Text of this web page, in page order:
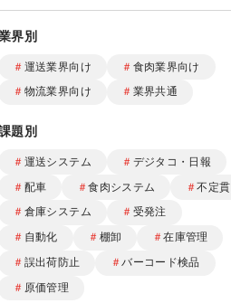
界別
＃ 運送業界向け ＃ 食肉業界向け
＃ 物流業界向け ＃ 業界共通
題別
＃ 運送システム ＃ デジタコ・日報
＃ 配車 ＃食肉システム ＃不定貫
＃ 倉庫システム ＃ 受発注
＃ 自動化 ＃ 棚卸 ＃在庫管理
＃ 誤出荷防止 ＃バーコード検品
＃ 原価管理